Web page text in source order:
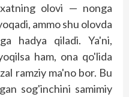
olovi — nonga
ammo shu olovda
hadya qiladi. Ya'ni,
ham, ona qo'lida
ramziy ma'no bor. Bu
sog'inchini samimiy